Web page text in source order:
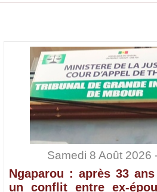
Samedi 8 Août 2026
Ngaparou : après 33
un conflit entre ex-